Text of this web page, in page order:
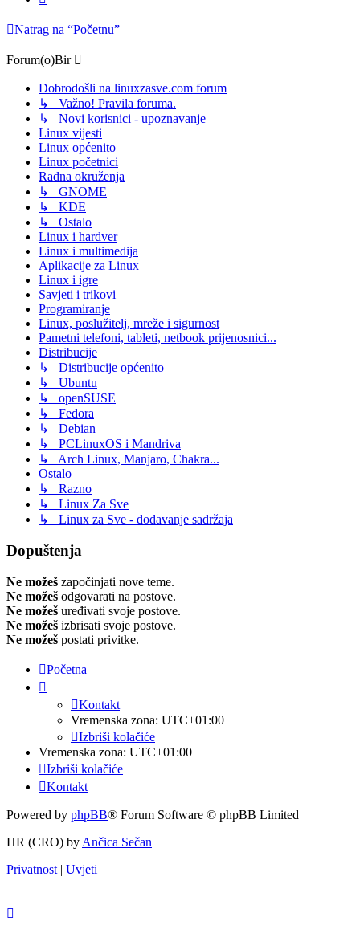
Natrag na “Početnu”
Forum(o)Bir
Dobrodošli na linuxzasve.com forum
↳ Važno! Pravila foruma.
↳ Novi korisnici - upoznavanje
Linux vijesti
Linux općenito
Linux početnici
Radna okruženja
↳ GNOME
↳ KDE
↳ Ostalo
Linux i hardver
Linux i multimedija
Aplikacije za Linux
Linux i igre
Savjeti i trikovi
Programiranje
Linux, poslužitelj, mreže i sigurnost
Pametni telefoni, tableti, netbook prijenosnici...
Distribucije
↳ Distribucije općenito
↳ Ubuntu
↳ openSUSE
↳ Fedora
↳ Debian
↳ PCLinuxOS i Mandriva
↳ Arch Linux, Manjaro, Chakra...
Ostalo
↳ Razno
↳ Linux Za Sve
↳ Linux za Sve - dodavanje sadržaja
Dopuštenja
Ne možeš započinjati nove teme.
Ne možeš odgovarati na postove.
Ne možeš uređivati svoje postove.
Ne možeš izbrisati svoje postove.
Ne možeš postati privitke.
Početna
Kontakt
Vremenska zona: UTC+01:00
Izbriši kolačiće
Vremenska zona: UTC+01:00
Izbriši kolačiće
Kontakt
Powered by phpBB® Forum Software © phpBB Limited
HR (CRO) by Ančica Sečan
Privatnost | Uvjeti